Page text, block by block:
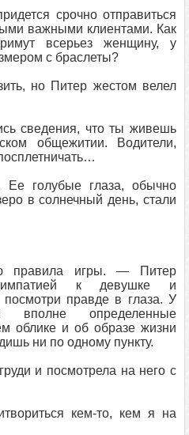
срочно отправиться
важными клиентами. Как
всерьез женщину, у
с браслеты?
но Питер жестом велел
сведения, что ты живешь
общежитии. Водители,
голубые глаза, обычно
в солнечный день, стали
правила игры. — Питер
к девушке и
правде в глаза. У
вполне определенные
облике и об образе жизни
ни по одному пункту.
и посмотрела на него с
кем-то, кем я на